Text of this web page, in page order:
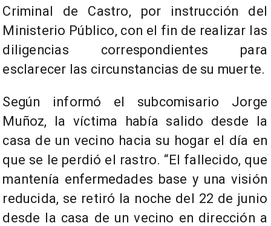
Criminal de Castro, por instrucción del
Ministerio Público, con el fin de realizar las
diligencias correspondientes para
esclarecer las circunstancias de su muerte.
Según informó el subcomisario Jorge
Muñoz, la víctima había salido desde la
casa de un vecino hacia su hogar el día en
que se le perdió el rastro. “El fallecido, que
mantenía enfermedades base y una visión
reducida, se retiró la noche del 22 de junio
desde la casa de un vecino en dirección a